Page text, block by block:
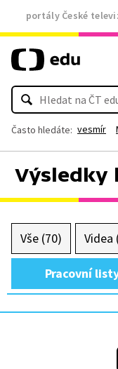
portály České
Často hledáte: vesmír
Výsledky
Vše (70) Videa
Pracovní